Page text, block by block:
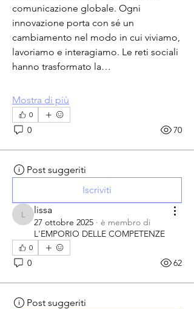
comunicazione globale. Ogni
innovazione porta con sé un
cambiamento nel modo in cui viviamo,
lavoriamo e interagiamo. Le reti sociali
hanno trasformato la…
Mostra di più
0
0 70
Post suggeriti
Iscriviti
lissa
lissa
27 ottobre 2025 · è membro di
L'EMPORIO DELLE COMPETENZE
0
0 62
Post suggeriti